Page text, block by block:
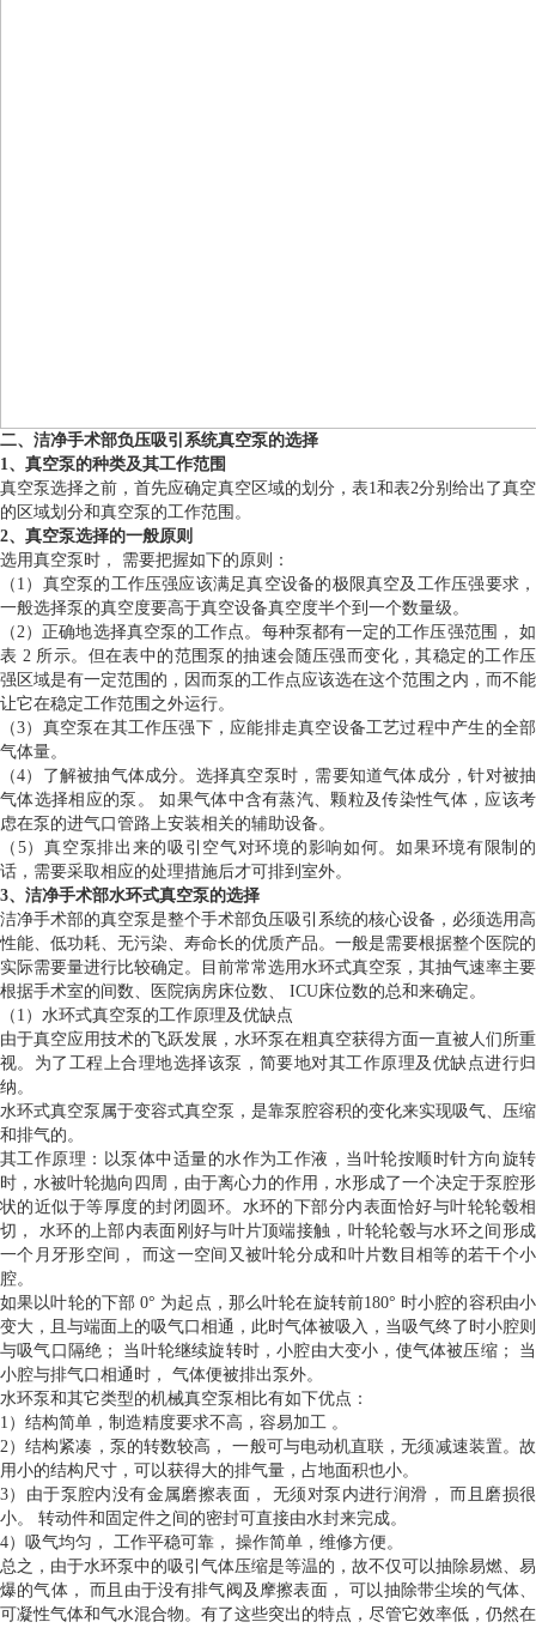
二、洁净手术部负压吸引系统真空泵的选择
1、真空泵的种类及其工作范围
真空泵选择之前，首先应确定真空区域的划分，表1和表2分别给出了真空
的区域划分和真空泵的工作范围。
2、真空泵选择的一般原则
选用真空泵时， 需要把握如下的原则：
（1）真空泵的工作压强应该满足真空设备的极限真空及工作压强要求，
一般选择泵的真空度要高于真空设备真空度半个到一个数量级。
（2）正确地选择真空泵的工作点。每种泵都有一定的工作压强范围， 如
表 2 所示。但在表中的范围泵的抽速会随压强而变化，其稳定的工作压
强区域是有一定范围的，因而泵的工作点应该选在这个范围之内，而不能
让它在稳定工作范围之外运行。
（3）真空泵在其工作压强下，应能排走真空设备工艺过程中产生的全部
气体量。
（4）了解被抽气体成分。选择真空泵时，需要知道气体成分，针对被抽
气体选择相应的泵。 如果气体中含有蒸汽、颗粒及传染性气体，应该考
虑在泵的进气口管路上安装相关的辅助设备。
（5）真空泵排出来的吸引空气对环境的影响如何。如果环境有限制的
话，需要采取相应的处理措施后才可排到室外。
3、洁净手术部水环式真空泵的选择
洁净手术部的真空泵是整个手术部负压吸引系统的核心设备，必须选用高
性能、低功耗、无污染、寿命长的优质产品。一般是需要根据整个医院的
实际需要量进行比较确定。目前常常选用水环式真空泵，其抽气速率主要
根据手术室的间数、医院病房床位数、 ICU床位数的总和来确定。
（1）水环式真空泵的工作原理及优缺点
由于真空应用技术的飞跃发展，水环泵在粗真空获得方面一直被人们所重
视。为了工程上合理地选择该泵，简要地对其工作原理及优缺点进行归
纳。
水环式真空泵属于变容式真空泵，是靠泵腔容积的变化来实现吸气、压缩
和排气的。
其工作原理：以泵体中适量的水作为工作液，当叶轮按顺时针方向旋转
时，水被叶轮抛向四周，由于离心力的作用，水形成了一个决定于泵腔形
状的近似于等厚度的封闭圆环。水环的下部分内表面恰好与叶轮轮毂相
切， 水环的上部内表面刚好与叶片顶端接触，叶轮轮毂与水环之间形成
一个月牙形空间， 而这一空间又被叶轮分成和叶片数目相等的若干个小
腔。
如果以叶轮的下部 0° 为起点，那么叶轮在旋转前180° 时小腔的容积由小
变大，且与端面上的吸气口相通，此时气体被吸入，当吸气终了时小腔则
与吸气口隔绝； 当叶轮继续旋转时，小腔由大变小，使气体被压缩； 当
小腔与排气口相通时， 气体便被排出泵外。
水环泵和其它类型的机械真空泵相比有如下优点：
1）结构简单，制造精度要求不高，容易加工 。
2）结构紧凑，泵的转数较高， 一般可与电动机直联，无须减速装置。故
用小的结构尺寸，可以获得大的排气量，占地面积也小。
3）由于泵腔内没有金属磨擦表面， 无须对泵内进行润滑， 而且磨损很
小。 转动件和固定件之间的密封可直接由水封来完成。
4）吸气均匀， 工作平稳可靠， 操作简单，维修方便。
总之，由于水环泵中的吸引气体压缩是等温的，故不仅可以抽除易燃、易
爆的气体， 而且由于没有排气阀及摩擦表面， 可以抽除带尘埃的气体、
可凝性气体和气水混合物。有了这些突出的特点，尽管它效率低，仍然在